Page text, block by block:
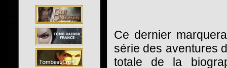
Ce dernier
série des aventures
totale de la